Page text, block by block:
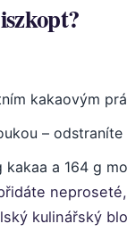
kakaovým
–
a 164 g
kulinářský